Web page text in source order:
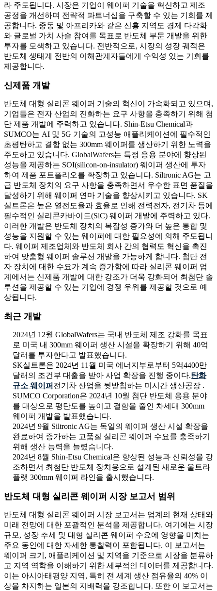
라 주도됩니다. 시장은 기업이 웨이퍼 기술을 혁신하고 제조
공정을 개선하며 전략적 파트너십을 구축할 수 있는 기회를 제
공합니다. 중동 및 아프리카와 같은 신흥 지역도 경제 다각화
와 글로벌 가치 사슬 참여를 목표로 반도체 부문 개발을 위한
투자를 모색하고 있습니다. 전반적으로, 시장의 성장 궤적은
반도체 생태계 전반의 이해관계자들에게 수익성 있는 기회를
제공합니다.
신제품 개발
반도체 대형 실리콘 웨이퍼 기술의 혁신이 가속화되고 있으며,
기업들은 전자 산업의 진화하는 요구 사항을 충족하기 위해 첨
단 제품 개발에 주력하고 있습니다. Shin-Etsu Chemical과
SUMCO는 AI 및 5G 기술의 고성능 애플리케이션에 필수적인
초평탄하고 결함 없는 300mm 웨이퍼를 생산하기 위한 노력을
주도하고 있습니다. GlobalWafers는 특정 응용 분야에 향상된
성능을 제공하는 SOI(silicon-on-insulator) 웨이퍼 생산에 투자
하여 제품 포트폴리오를 확장하고 있습니다. Siltronic AG는 고
급 반도체 장치의 요구 사항을 충족하면서 우수한 표면 품질을
달성하기 위해 웨이퍼 연마 기술을 향상시키고 있습니다. SK
실트론은 높은 열전도율과 효율로 인해 전력전자, 전기차 등에
필수적인 실리콘카바이드(SiC) 웨이퍼 개발에 주력하고 있다.
이러한 개발은 반도체 장치의 복잡성 증가와 더 높은 통합 및
성능을 지원할 수 있는 웨이퍼에 대한 필요성에 의해 주도됩니
다. 웨이퍼 제조업체와 반도체 회사 간의 협력도 혁신을 촉진
하여 맞춤형 웨이퍼 솔루션 개발을 가능하게 합니다. 첨단 전
자 장치에 대한 수요가 계속 증가함에 따라 실리콘 웨이퍼 업
계에서는 신제품 개발에 대한 강조가 더욱 강화되어 최첨단 솔
루션을 제공할 수 있는 기업에 경쟁 우위를 제공할 것으로 예
상됩니다.
최근 개발
2024년 12월 GlobalWafers는 국내 반도체 제조 강화를 목표
로 미국 내 300mm 웨이퍼 생산 시설을 확장하기 위해 40억
달러를 투자한다고 발표했습니다.
SK실트론은 2024년 11월 미국 에너지부로부터 5억4400만
달러의 조건부 대출을 받아 사업 확장을 진행 중이다.탄화
규소 웨이퍼 전기차 산업을 뒷받침하는 미시간 생산공장 .
SUMCO Corporation은 2024년 10월 첨단 반도체 응용 분야
를 대상으로 평탄도를 높이고 결함을 줄인 차세대 300mm
웨이퍼 개발을 발표했습니다.
2024년 9월 Siltronic AG는 독일의 웨이퍼 생산 시설 확장을
완료하여 증가하는 고품질 실리콘 웨이퍼 수요를 충족하기
위해 생산 능력을 늘렸습니다.
2024년 8월 Shin-Etsu Chemical은 향상된 성능과 신뢰성을 강
조하면서 최첨단 반도체 장치용으로 설계된 새로운 울트라
플랫 300mm 웨이퍼 라인을 출시했습니다.
반도체 대형 실리콘 웨이퍼 시장 보고서 범위
반도체 대형 실리콘 웨이퍼 시장 보고서는 업계의 현재 상태와
미래 전망에 대한 포괄적인 분석을 제공합니다. 여기에는 시장
규모, 성장 추세 및 대형 실리콘 웨이퍼 수요에 영향을 미치는
주요 동인에 대한 자세한 통찰력이 포함됩니다. 이 보고서는
웨이퍼 크기, 애플리케이션 및 지역을 기준으로 시장을 분류하
고 지역 역학을 이해하기 위한 세부적인 데이터를 제공합니다.
이는 아시아태평양 지역, 특히 전 세계 생산 점유율의 40% 이
상을 차지하는 일본의 지배력을 강조합니다. 또한 이 보고서는